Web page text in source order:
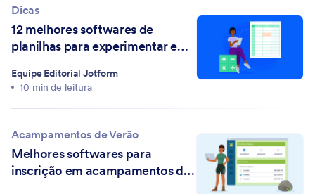
Dicas
12 melhores softwares de
planilhas para experimentar em
Equipe Editorial Jotform
10 min de leitura
Acampamentos de Verão
Melhores softwares para
inscrição em acampamentos de